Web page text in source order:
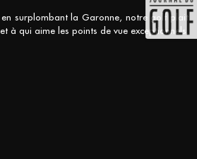
surplombant la Garonne, notre golf plait
à qui aime les points de vue exceptionnels.